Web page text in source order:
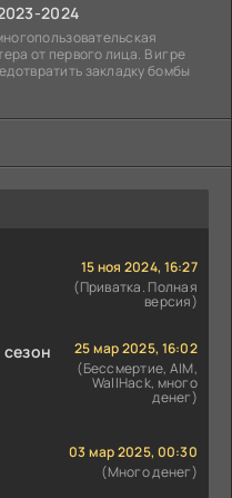
2024
от первого лица. В игре
закладку бомбы
15 ноя 2024, 16:27
(Приватка. Полная
версия)
25 мар 2025, 16:02
(Бессмертие, AIM,
WallHack, много
денег)
03 мар 2025, 00:30
(Много денег)